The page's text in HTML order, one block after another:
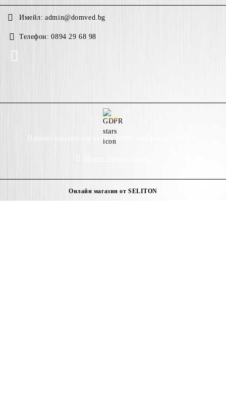
Имейл: admin@domved.bg
Телефон: 0894 29 68 98
GDPR
Нашият онлайн магазин е 100% съобразен с GDPR.
Онлайн магазин от SELITON